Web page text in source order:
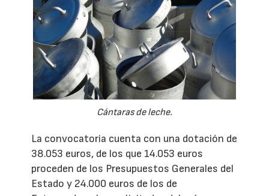
Cántaras de leche.
La convocatoria cuenta con una dotación de
38.053 euros, de los que 14.053 euros
proceden de los Presupuestos Generales del
Estado y 24.000 euros de los de